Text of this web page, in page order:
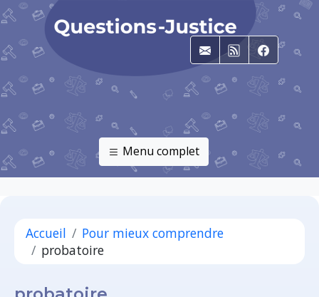
E-mailRSS
Menu complet
Accueil
Pour mieux comprendre
probatoire